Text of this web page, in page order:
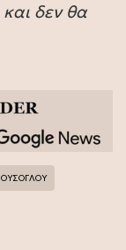
δεν θα